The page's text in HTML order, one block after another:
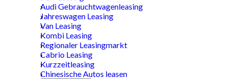
Audi Gebrauchtwagenleasing
Jahreswagen Leasing
Van Leasing
Kombi Leasing
Regionaler Leasingmarkt
Cabrio Leasing
Kurzzeitleasing
Chinesische Autos leasen